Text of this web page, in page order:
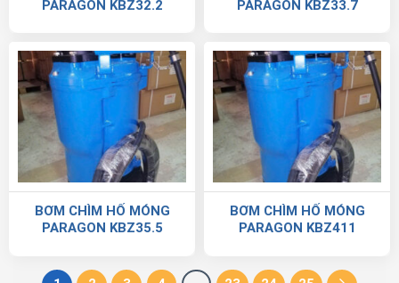
PARAGON KBZ32.2
PARAGON KBZ33.7
BƠM CHÌM HỐ MÓNG
PARAGON KBZ35.5
BƠM CHÌM HỐ MÓNG
PARAGON KBZ411